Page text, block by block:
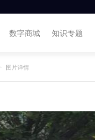
数字商城 知识专题
图片详情